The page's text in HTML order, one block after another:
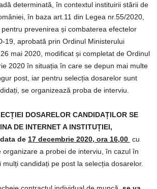
determinată, în contextul instituirii stării de
în baza art.11 din Legea nr.55/2020,
prevenirea și combaterea efectelor
19, aprobată prin Ordinul Ministerului
mai 2020, modificat și completat de Ordinul
2020 în situația în care se depun mai multe
post, iar pentru selecția dosarelor sunt
se organizează proba de interviu.
DOSARELOR CANDIDAȚILOR SE
DE INTERNET A INSTITUȚIEI,
de 17 decembrie 2020, ora 16,00 cu
organizare a probei de interviu, în cazul în
candidați pe post la selecția dosarelor.